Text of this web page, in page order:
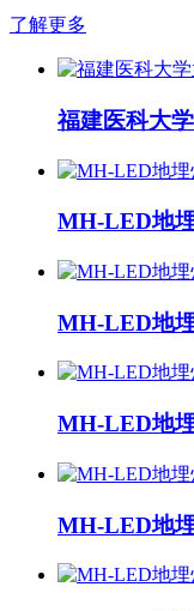
了解更多
福建医科大
MH-LED地
MH-LED地
MH-LED地
MH-LED地